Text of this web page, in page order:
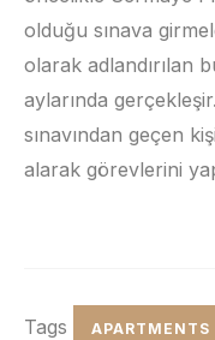
olduğu sınava
olarak adlandırılan
aylarında
sınavından geçen
alarak görevlerini
Tags APARTMENTS